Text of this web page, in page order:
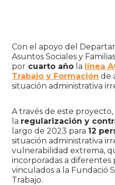
Con el apoyo del
Asuntos Sociales y
por cuarto año la línea
Trabajo y Formación de
situación administrativa
A través de este
la regularización y
largo de 2023 para 12
situación administrativa
vulnerabilidad extrema,
incorporadas a diferentes
vinculados a la Fundació
Trabajo.